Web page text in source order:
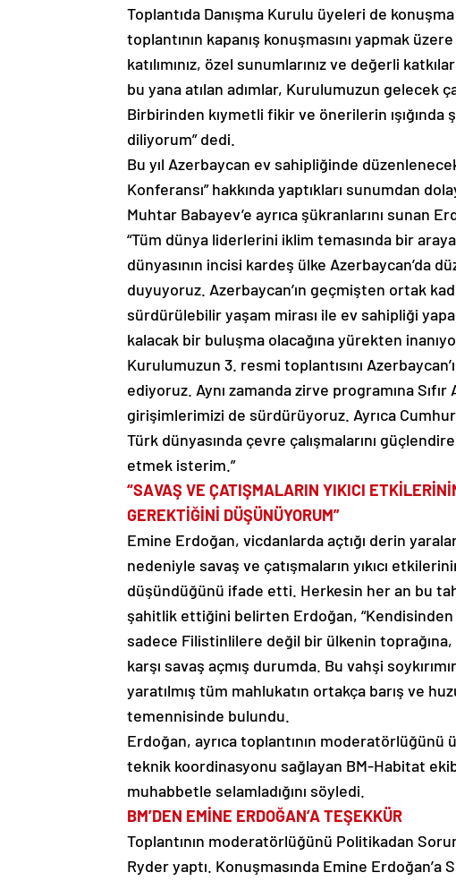
Toplantıda Danışma Kurulu üyeleri de
toplantının kapanış konuşmasını yapmak
katılımınız, özel sunumlarınız ve değerli
bu yana atılan adımlar, Kurulumuzun gelecek
Birbirinden kıymetli fikir ve önerilerin ışığında
diliyorum” dedi.
Bu yıl Azerbaycan ev sahipliğinde
Konferansı” hakkında yaptıkları sunumdan
Muhtar Babayev’e ayrıca şükranlarını sunan
“Tüm dünya liderlerini iklim temasında bir
dünyasının incisi kardeş ülke Azerbaycan’da
duyuyoruz. Azerbaycan’ın geçmişten ortak
sürdürülebilir yaşam mirası ile ev sahipliği
kalacak bir buluşma olacağına yürekten
Kurulumuzun 3. resmi toplantısını
ediyoruz. Aynı zamanda zirve programına
girişimlerimizi de sürdürüyoruz. Ayrıca
Türk dünyasında çevre çalışmalarını
etmek isterim.”
“SAVAŞ VE ÇATIŞMALARIN YIKICI
GEREKTİĞİNİ DÜŞÜNÜYORUM”
Emine Erdoğan, vicdanlarda açtığı derin
nedeniyle savaş ve çatışmaların yıkıcı
düşündüğünü ifade etti. Herkesin her an bu
şahitlik ettiğini belirten Erdoğan, “Kendisinden
sadece Filistinlilere değil bir ülkenin toprağına,
karşı savaş açmış durumda. Bu vahşi
yaratılmış tüm mahlukatın ortakça barış ve
temennisinde bulundu.
Erdoğan, ayrıca toplantının moderatörlüğünü
teknik koordinasyonu sağlayan BM-Habitat
muhabbetle selamladığını söyledi.
BM’DEN EMİNE ERDOĞAN’A TEŞEKKÜR
Toplantının moderatörlüğünü Politikadan
Ryder yaptı. Konuşmasında Emine Erdoğan’a